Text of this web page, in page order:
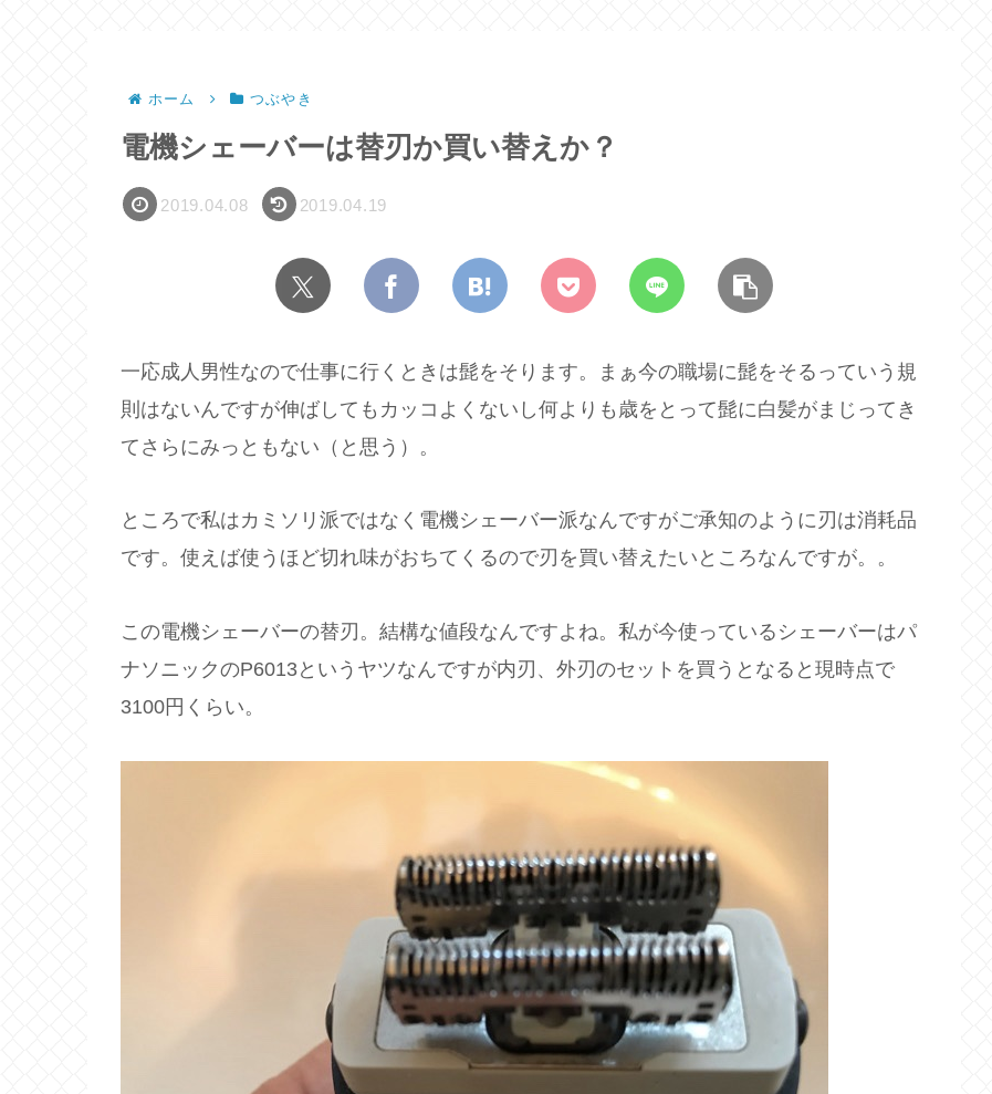
ホーム つぶやき
電機シェーバーは替刃か買い替えか？
2019.04.08 2019.04.19
一応成人男性なので仕事に行くときは髭をそります。まぁ今の職場に髭をそるっていう規
則はないんですが伸ばしてもカッコよくないし何よりも歳をとって髭に白髪がまじってき
てさらにみっともない（と思う）。
ところで私はカミソリ派ではなく電機シェーバー派なんですがご承知のように刃は消耗品
です。使えば使うほど切れ味がおちてくるので刃を買い替えたいところなんですが。。
この電機シェーバーの替刃。結構な値段なんですよね。私が今使っているシェーバーはパ
ナソニックのP6013というヤツなんですが内刃、外刃のセットを買うとなると現時点で
3100円くらい。